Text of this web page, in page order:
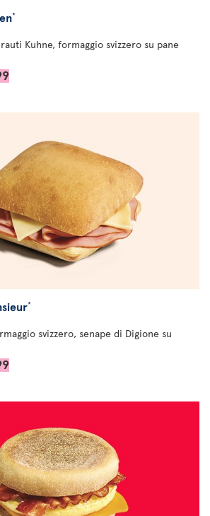
*
Kuhne, formaggio svizzero su pane
*
svizzero, senape di Digione su